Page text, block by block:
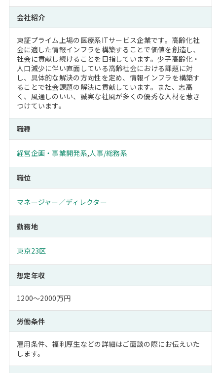
会社紹介
東証プライム上場の医療系ITサービス企業です。高齢化社
会に適した情報インフラを構築することで価値を創造し、
社会に貢献し続けることを目指しています。少子高齢化・
人口減少に伴い直面している高齢社会における課題に対
し、具体的な解決の方向性を定め、情報インフラを構築す
ることで社会課題の解決に貢献しています。また、志高
く、風通しのいい、誠実な社風が多くの優秀な人材を惹き
つけています。
職種
経営企画・事業開発系,人事/総務系
職位
マネージャー／ディレクター
勤務地
東京23区
想定年収
1200～2000万円
労働条件
雇用条件、福利厚生などの詳細はご面談の際にお伝えいた
します。